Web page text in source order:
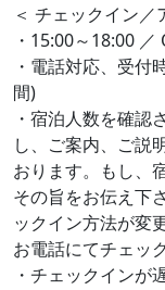
＜ チェックイン／
・15:00～18:00
・電話対応、受付
間)
・宿泊人数を確認
し、ご案内、ご説
おります。もし、
その旨をお伝え下
ックイン方法が変
お電話にてチェッ
・チェックインが